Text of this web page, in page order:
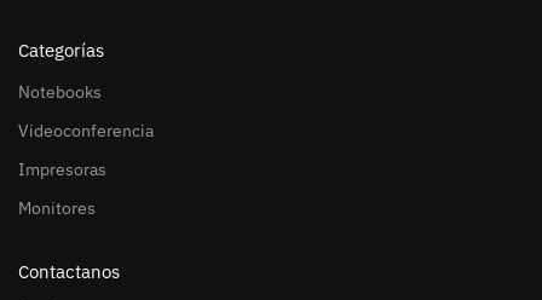
Categorías
Notebooks
Videoconferencia
Impresoras
Monitores
Contactanos